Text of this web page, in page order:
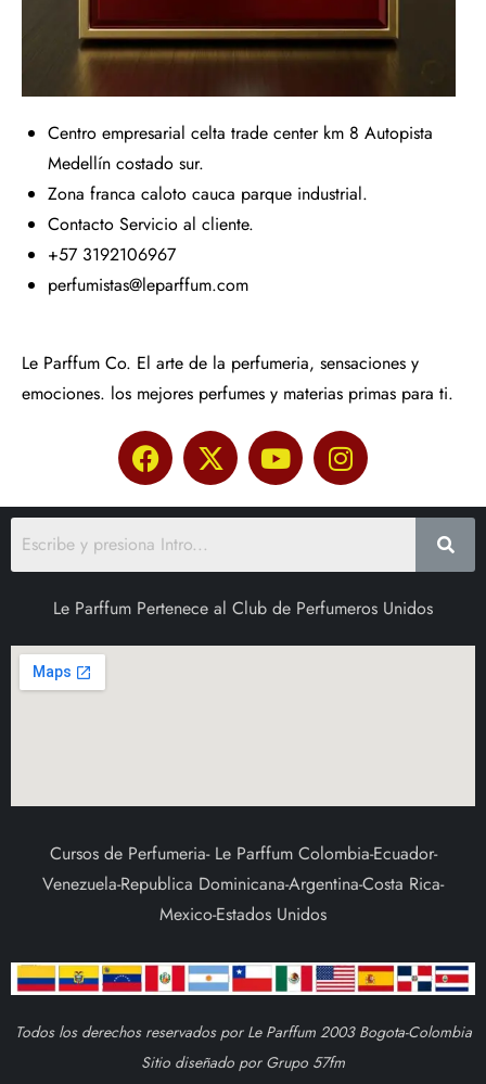
Centro empresarial celta trade center km 8 Autopista
Medellín costado sur.
Zona franca caloto cauca parque industrial.
Contacto Servicio al cliente.
+57 3192106967
perfumistas@leparffum.com
Le Parffum Co. El arte de la perfumeria, sensaciones y
emociones. los mejores perfumes y materias primas para ti.
Le Parffum Pertenece al Club de Perfumeros Unidos
Cursos de Perfumeria- Le Parffum Colombia-Ecuador-
Venezuela-Republica Dominicana-Argentina-Costa Rica-
Mexico-Estados Unidos
Todos los derechos reservados por Le Parffum 2003 Bogota-Colombia
Sitio diseñado por Grupo 57fm